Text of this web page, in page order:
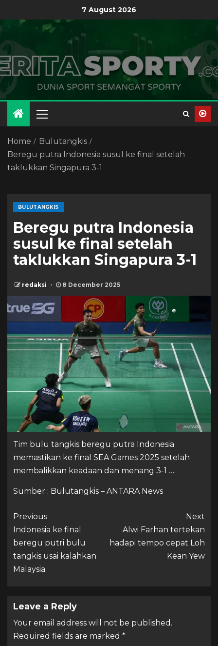
7 August 2026
Home
Bulutangkis
Beregu putra Indonesia susul ke final setelah
taklukkan Singapura 3-1
BULUTANGKIS
Beregu putra Indonesia
susul ke final setelah
taklukkan Singapura 3-1
redaksi 8 December 2025
Tim bulu tangkis beregu putra Indonesia
memastikan ke final SEA Games 2025 setelah
membalikkan keadaan dan menang 3-1 ….
Sumber : Bulutangkis – ANTARA News
Previous
Indonesia ke final
beregu putri bulu
tangkis usai kalahkan
Malaysia
Next
Alwi Farhan tertekan
hadapi tempo cepat Loh
Kean Yew
Leave a Reply
Your email address will not be published.
Required fields are marked *